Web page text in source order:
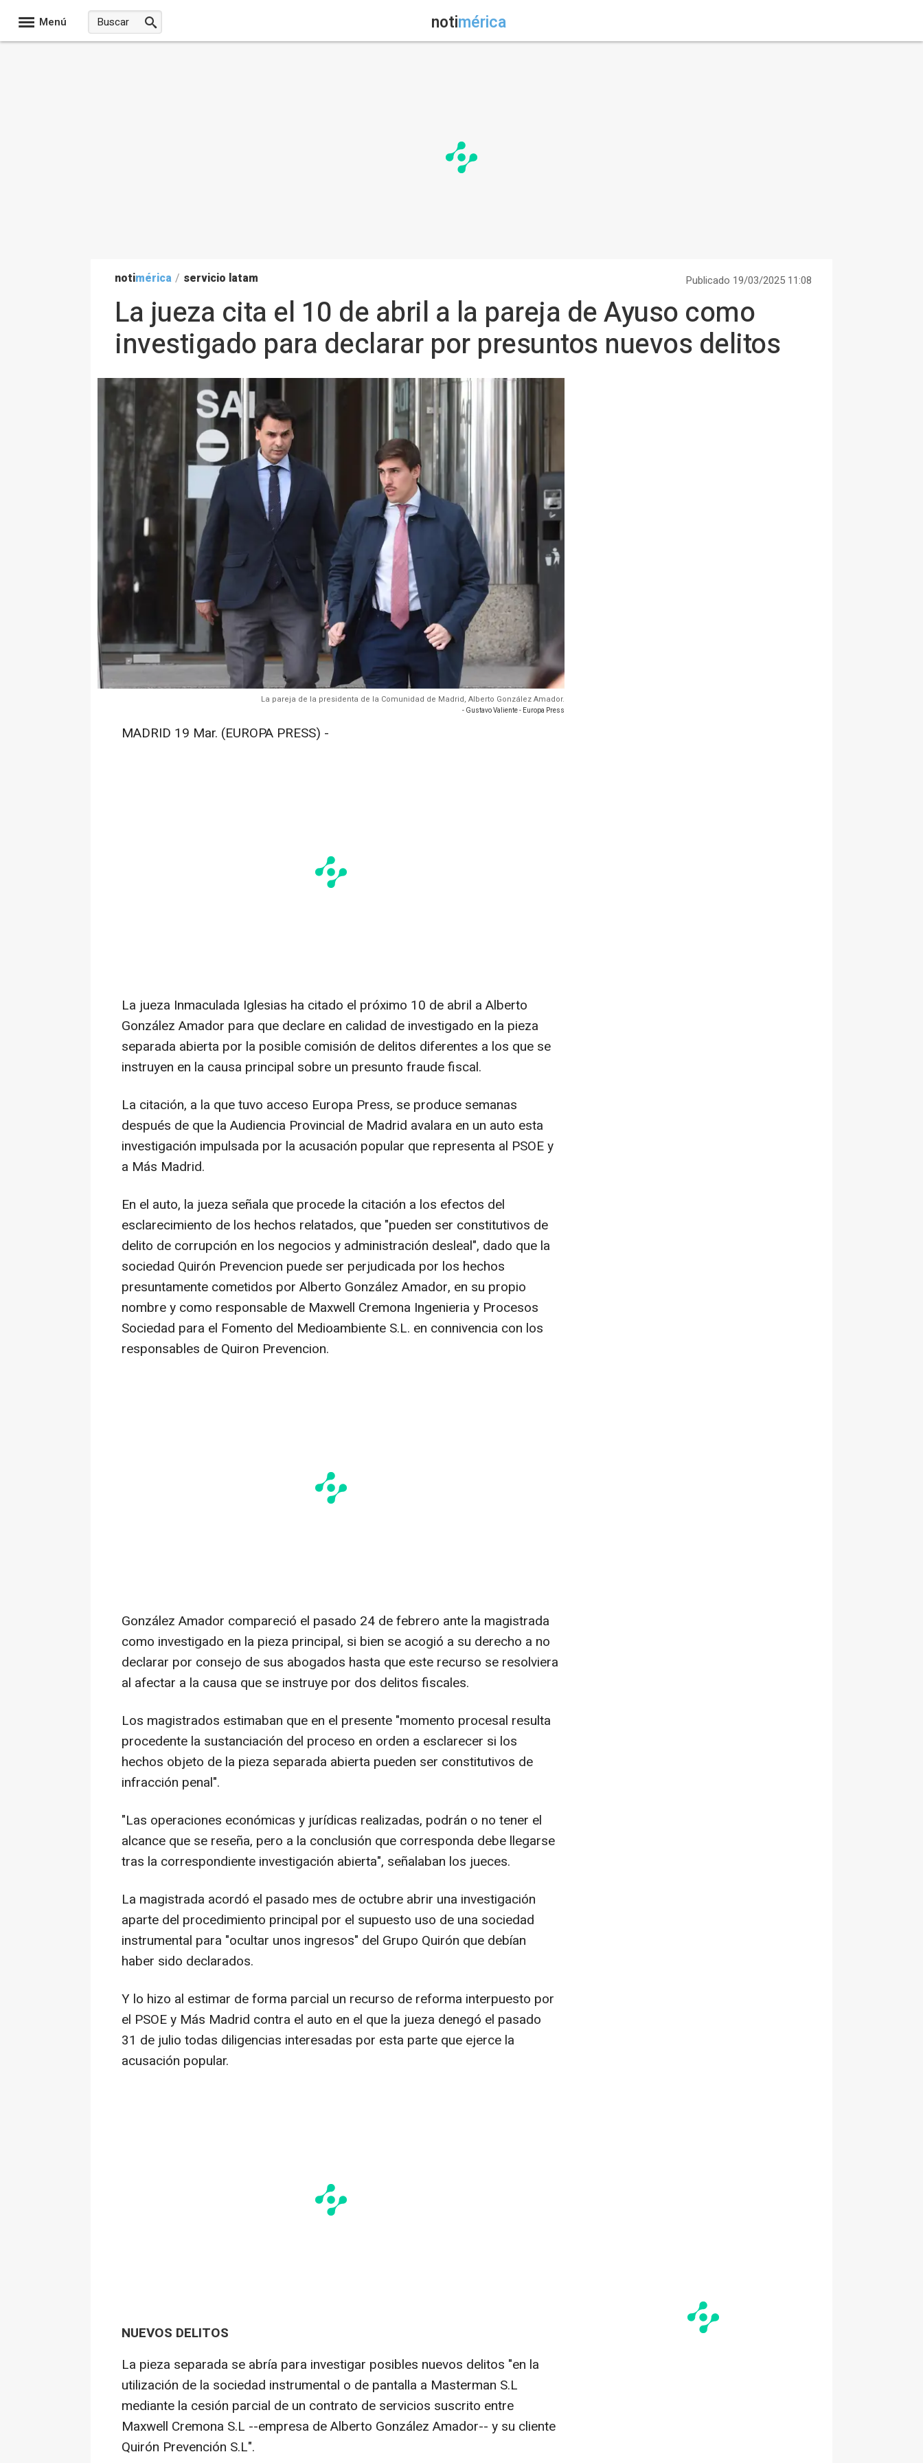
Menú notimérica
notimérica / servicio latam Publicado 19/03/2025 11:08
La jueza cita el 10 de abril a la pareja de Ayuso como
investigado para declarar por presuntos nuevos delitos
La pareja de la presidenta de la Comunidad de Madrid, Alberto González Amador.
- Gustavo Valiente - Europa Press
MADRID 19 Mar. (EUROPA PRESS) -
La jueza Inmaculada Iglesias ha citado el próximo 10 de abril a Alberto
González Amador para que declare en calidad de investigado en la pieza
separada abierta por la posible comisión de delitos diferentes a los que se
instruyen en la causa principal sobre un presunto fraude fiscal.
La citación, a la que tuvo acceso Europa Press, se produce semanas
después de que la Audiencia Provincial de Madrid avalara en un auto esta
investigación impulsada por la acusación popular que representa al PSOE y
a Más Madrid.
En el auto, la jueza señala que procede la citación a los efectos del
esclarecimiento de los hechos relatados, que "pueden ser constitutivos de
delito de corrupción en los negocios y administración desleal", dado que la
sociedad Quirón Prevencion puede ser perjudicada por los hechos
presuntamente cometidos por Alberto González Amador, en su propio
nombre y como responsable de Maxwell Cremona Ingenieria y Procesos
Sociedad para el Fomento del Medioambiente S.L. en connivencia con los
responsables de Quiron Prevencion.
González Amador compareció el pasado 24 de febrero ante la magistrada
como investigado en la pieza principal, si bien se acogió a su derecho a no
declarar por consejo de sus abogados hasta que este recurso se resolviera
al afectar a la causa que se instruye por dos delitos fiscales.
Los magistrados estimaban que en el presente "momento procesal resulta
procedente la sustanciación del proceso en orden a esclarecer si los
hechos objeto de la pieza separada abierta pueden ser constitutivos de
infracción penal".
"Las operaciones económicas y jurídicas realizadas, podrán o no tener el
alcance que se reseña, pero a la conclusión que corresponda debe llegarse
tras la correspondiente investigación abierta", señalaban los jueces.
La magistrada acordó el pasado mes de octubre abrir una investigación
aparte del procedimiento principal por el supuesto uso de una sociedad
instrumental para "ocultar unos ingresos" del Grupo Quirón que debían
haber sido declarados.
Y lo hizo al estimar de forma parcial un recurso de reforma interpuesto por
el PSOE y Más Madrid contra el auto en el que la jueza denegó el pasado
31 de julio todas diligencias interesadas por esta parte que ejerce la
acusación popular.
NUEVOS DELITOS
La pieza separada se abría para investigar posibles nuevos delitos "en la
utilización de la sociedad instrumental o de pantalla a Masterman S.L
mediante la cesión parcial de un contrato de servicios suscrito entre
Maxwell Cremona S.L --empresa de Alberto González Amador-- y su cliente
Quirón Prevención S.L".